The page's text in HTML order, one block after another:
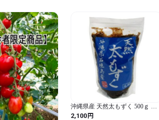
沖縄県産 天然太もずく 500ｇ ＋
アートシール付 (１袋セット)
2,100円